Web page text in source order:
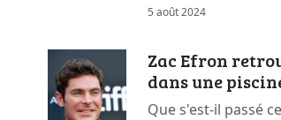
5 août 2024
Zac Efron
dans une
Que s'est-il passé